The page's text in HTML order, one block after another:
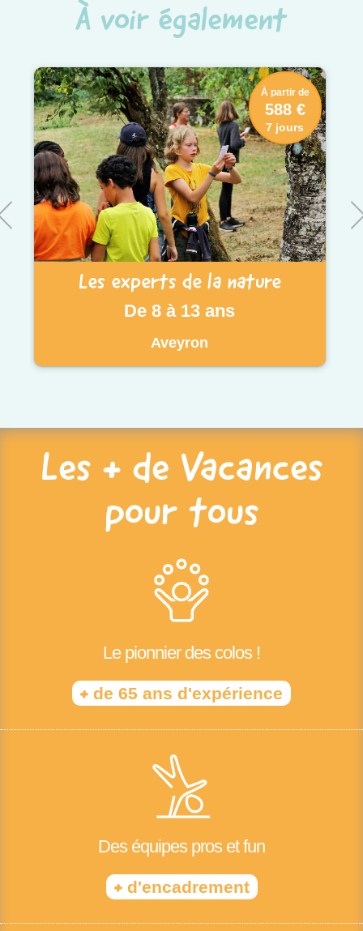
À voir également
Les experts de la nature
De 8 à 13 ans
Aveyron
À partir de
588 €
7 jours
Les + de Vacances
pour tous
Le pionnier des colos !
+ de 65 ans d'expérience
Des équipes pros et fun
+d'encadrement